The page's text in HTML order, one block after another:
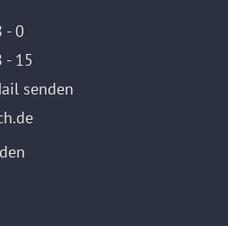
- 0
- 15
senden